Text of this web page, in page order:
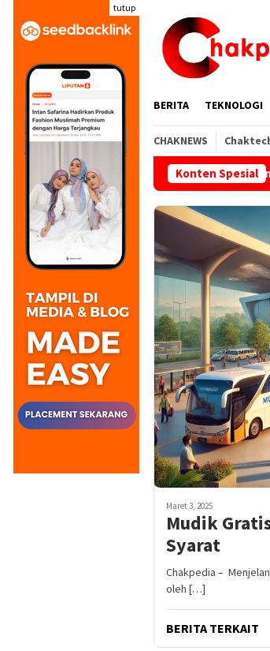
konten
tutup
BERITA TEKNOLOGI
CHAKNEWS
Konten Spesial
Final Piala Dunia 2026 Argentina
Maret 3, 2025
Mudik
Syarat
Chakpedia –
oleh […]
BERITA TERKAIT